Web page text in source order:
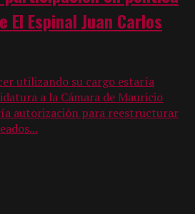
El Espinal Juan Carlos
utilizando su cargo estaría
a la Cámara de Mauricio
autorización para reestructurar